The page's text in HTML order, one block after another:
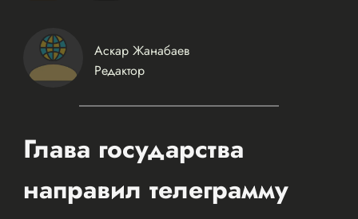
Аскар Жанабаев
Редактор
Глава государства
направил телеграмму